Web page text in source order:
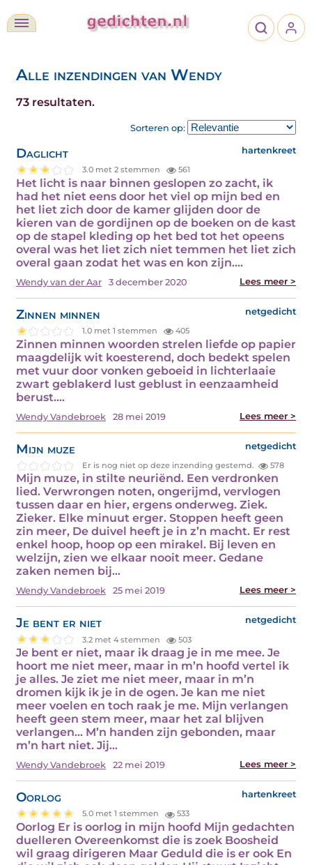
Alle inzendingen van Wendy
73 resultaten.
Sorteren op:
Daglicht hartenkreet
3.0 met 2 stemmen 561
Het licht is naar binnen geslopen zo zacht, ik
had het niet eens door het viel op mijn bed en
het liet zich door de kamer glijden door de
kieren van de gordijnen op de boeken on de kast
op de stapel kleding op het bed tot het opeens
overal was het liet zich niet temmen het liet zich
overal gaan zodat het was en kon zijn.…
Wendy van der Aar 3 december 2020 Lees meer >
Zinnen minnen netgedicht
1.0 met 1 stemmen 405
Zinnen minnen woorden strelen liefde op papier
maagdelijk wit koesterend, doch bedekt spelen
met vuur door vonken geboeid in lichterlaaie
zwart geblakerd lust geblust in eenzaamheid
berust.…
Wendy Vandebroek 28 mei 2019 Lees meer >
Mijn muze netgedicht
Er is nog niet op deze inzending gestemd. 578
Mijn muze, in stilte neuriënd. Een verdronken
lied. Verwrongen noten, ongerijmd, vervlogen
tussen daar en hier, ergens onderweg. Ziek.
Zieker. Elke minuut erger. Stoppen heeft geen
zin meer, De duivel heeft je in z’n macht. Er rest
enkel hoop, hoop op een mirakel. Bij leven en
welzijn, zien we elkaar nooit meer. Gedane
zaken nemen bij…
Wendy Vandebroek 25 mei 2019 Lees meer >
Je bent er niet netgedicht
3.2 met 4 stemmen 503
Je bent er niet, maar ik draag je in me mee. Je
hoort me niet meer, maar in m’n hoofd vertel ik
je alles. Je ziet me niet meer, maar in m’n
dromen kijk ik je in de ogen. Je kan me niet
meer voelen en toch raak je me. Mijn verlangen
heeft geen stem meer, maar het zal blijven
verlangen... M’n handen zijn gebonden, maar
m’n hart niet. Jij…
Wendy Vandebroek 22 mei 2019 Lees meer >
Oorlog hartenkreet
5.0 met 1 stemmen 533
Oorlog Er is oorlog in mijn hoofd Mijn gedachten
duelleren Overeenkomst die is zoek Boosheid
wil graag dirigeren Maar Geduld die is er ook En